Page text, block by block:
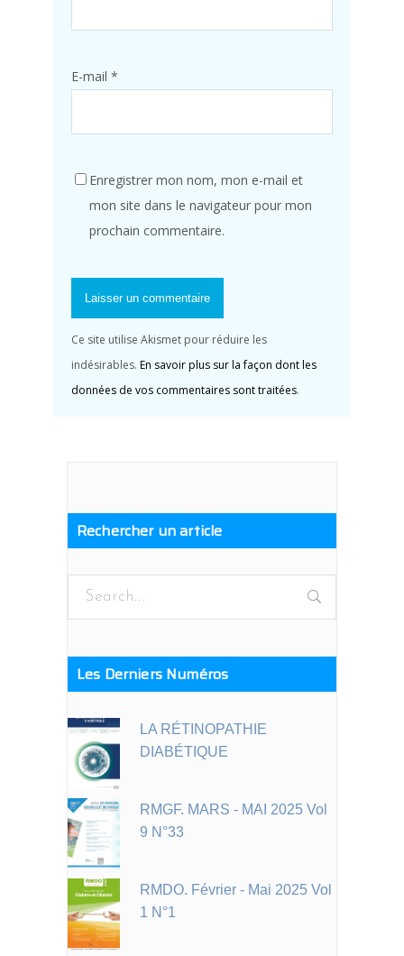
E-mail *
Enregistrer mon nom, mon e-mail et
mon site dans le navigateur pour mon
prochain commentaire.
Ce site utilise Akismet pour réduire les
indésirables. En savoir plus sur la façon dont les
données de vos commentaires sont traitées.
Rechercher un article
Search
Les Derniers Numéros
LA RÉTINOPATHIE
DIABÉTIQUE
RMGF. MARS - MAI 2025 Vol
9 N°33
RMDO. Février - Mai 2025 Vol
1 N°1